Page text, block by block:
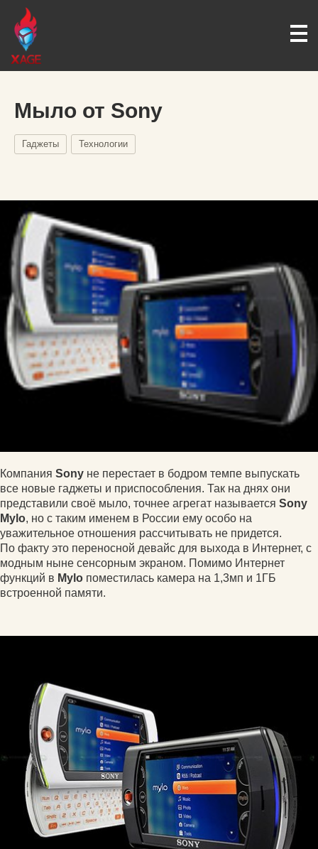
Мыло от Sony
Гаджеты Технологии
Компания Sony не перестает в бодром темпе выпускать
все новые гаджеты и приспособления. Так на днях они
представили своё мыло, точнее агрегат называется Sony
Mylo, но с таким именем в России ему особо на
уважительное отношения рассчитывать не придется.
По факту это переносной девайс для выхода в Интернет, с
модным ныне сенсорным экраном. Помимо Интернет
функций в Mylo поместилась камера на 1,3мп и 1ГБ
встроенной памяти.